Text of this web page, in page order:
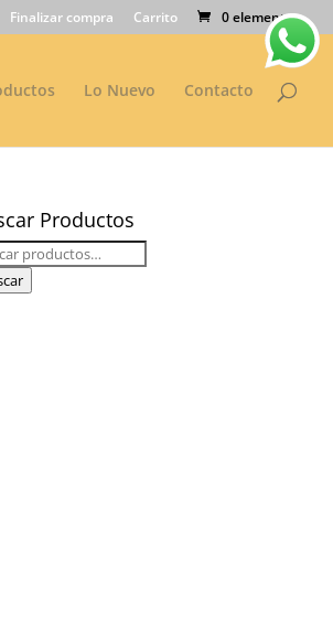
Finalizar compra Carrito 0 elementos
Lo Nuevo Contacto
Productos